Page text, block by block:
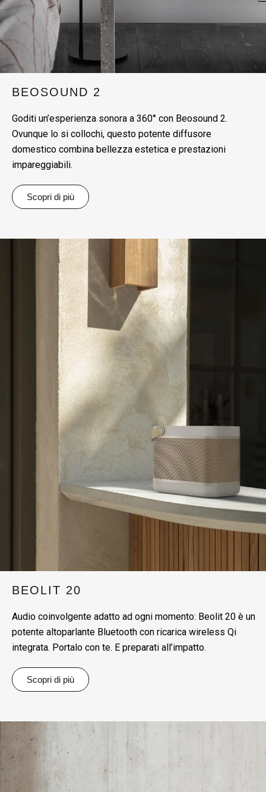
BEOSOUND 2
Goditi un’esperienza sonora a 360° con Beosound 2.
Ovunque lo si collochi, questo potente diffusore
domestico combina bellezza estetica e prestazioni
impareggiabili.
Scopri di più
BEOLIT 20
Audio coinvolgente adatto ad ogni momento: Beolit 20 è un
potente altoparlante Bluetooth con ricarica wireless Qi
integrata. Portalo con te. E preparati all’impatto.
Scopri di più